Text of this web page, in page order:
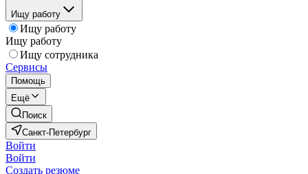
Ищу работу
Ищу работу
Ищу работу
Ищу сотрудника
Сервисы
Помощь
Ещё
Поиск
Санкт-Петербург
Войти
Войти
Создать резюме